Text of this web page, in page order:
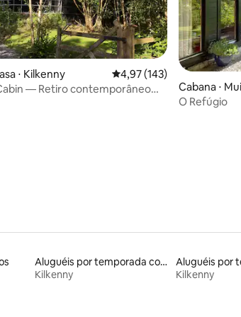
média de 5, 520 avaliações
⋅ Kilkenny 4,97 de uma avaliação
4,97 (143)
— Retiro contemporâneo
Cabana ⋅
O Refúgio
Aluguéis por temporada com banheira de hidromassagem
Kilkenny
Kilkenny